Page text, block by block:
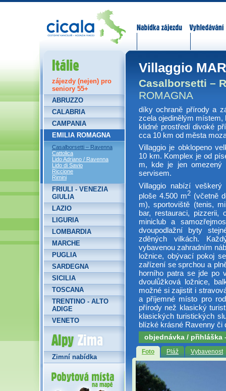
Villaggio
Casalborsetti –
ROMAGNA
díky ochraně přírody a
zcela ojedinělým
klidné prostředí divoké
cca 10 km od města
Villaggio je obklopeno
10 km. Komplex je od
m, kde je jen omezený
servisem.
Villaggio nabízí
ploše 4.500 m2 (včetně
m), sportoviště (tenis,
bar, restauraci, pizzerii,
miniclub a
dvoupodlažní byty
zděných vilkách.
vybavenou zahradním
ložnice, obývací pokoj
zařízení se sprchou a
horního patra se jde po
dvoulůžková ložnice,
možné si zajistit i
a příjemné místo pro
přírody než klasický
klasických turistických
blízké krásné Ravenny či
objednávka / přihláška
Foto Pláž Vybavenost
Itálie
zájezdy (nejen) pro
seniory 55+
ABRUZZO
CALABRIA
CAMPANIA
EMILIA ROMAGNA
Casalborsetti – Ravenna
Cattolica
Lido Adriano / Ravenna
Lido di Savio
Riccione
Rimini
FRIULI - VENEZIA
GIULIA
LAZIO
LIGURIA
LOMBARDIA
MARCHE
PUGLIA
SARDEGNA
SICILIA
TOSCANA
TRENTINO - ALTO
ADIGE
VENETO
Alpy Zima
Zimní nabídka